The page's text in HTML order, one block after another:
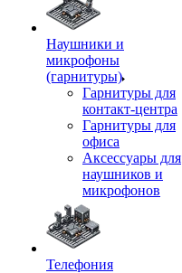
Наушники и
микрофоны
(гарнитуры)
Гарнитуры для
контакт-центра
Гарнитуры для
офиса
Аксессуары для
наушников и
микрофонов
Телефония